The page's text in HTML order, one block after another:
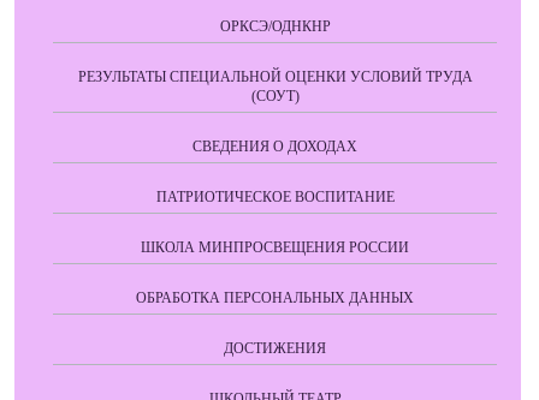
ОРКСЭ/ОДНКНР
РЕЗУЛЬТАТЫ СПЕЦИАЛЬНОЙ ОЦЕНКИ УСЛОВИЙ ТРУДА
(СОУТ)
СВЕДЕНИЯ О ДОХОДАХ
ПАТРИОТИЧЕСКОЕ ВОСПИТАНИЕ
ШКОЛА МИНПРОСВЕЩЕНИЯ РОССИИ
ОБРАБОТКА ПЕРСОНАЛЬНЫХ ДАННЫХ
ДОСТИЖЕНИЯ